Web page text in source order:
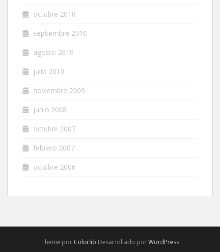
octubre 2010
septiembre 2010
agosto 2010
julio 2010
noviembre 2009
junio 2008
octubre 2007
febrero 2007
octubre 2006
Theme por Colorlib Desarrollado porWordPress